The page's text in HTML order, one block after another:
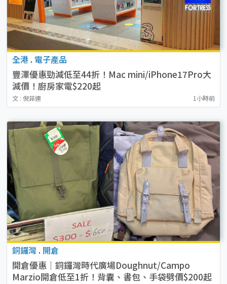
全港 . 電子產品
豐澤優惠勁減低至44折！Mac mini/iPhone17Pro大
減價！廚房家電$220起
文 : 倪菲連 1小時前
銅鑼灣 . 開倉
開倉優惠｜銅鑼灣時代廣場Doughnut/Campo
Marzio開倉低至1折！背囊、書包、手袋劈價$200起